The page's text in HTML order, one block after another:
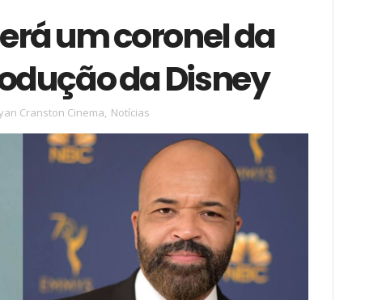
um coronel da
da Disney
Cranston Cinema, Notícias